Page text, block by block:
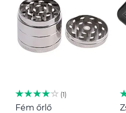
1
Fém őrlő